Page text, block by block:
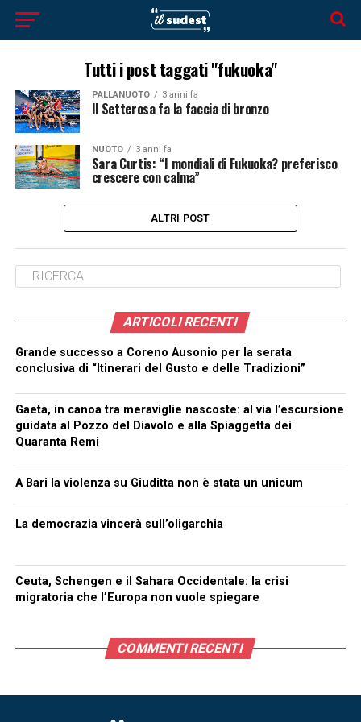
Tutti i post taggati "fukuoka"
PALLANUOTO 3 anni fa
Il Setterosa fa la faccia di bronzo
NUOTO 3 anni fa
Sara Curtis: “I mondiali di Fukuoka? preferisco
crescere con calma”
ALTRI POST
ARTICOLI RECENTI
Grande successo a Coreno Ausonio per la serata
conclusiva di “Itinerari del Gusto e delle Tradizioni”
Gaeta, in canoa tra meraviglie nascoste: al via l’escursione
guidata al Pozzo del Diavolo e alla Spiaggetta dei
Quaranta Remi
A Bari la violenza su Giuditta non è stata un unicum
La democrazia vincerà sull’oligarchia
Ceuta, Schengen e il Sahara Occidentale: la crisi
migratoria che l’Europa non vuole spiegare
COMMENTI RECENTI